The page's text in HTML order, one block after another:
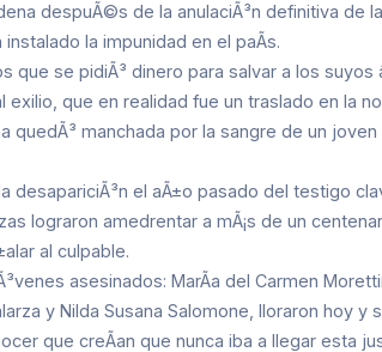
despuÃ©s de la anulaciÃ³n definitiva de
la impunidad en el paÃ­s.
se pidiÃ³ dinero para salvar a los suyos
exilio, que en realidad fue un traslado en la
quedÃ³ manchada por la sangre de un
desapariciÃ³n el aÃ±o pasado del testigo
lograron amedrentar a mÃ¡s de un
al culpable.
asesinados: MarÃ­a del Carmen
y Nilda Susana Salomone, lloraron hoy y
que creÃ­an que nunca iba a llegar esta